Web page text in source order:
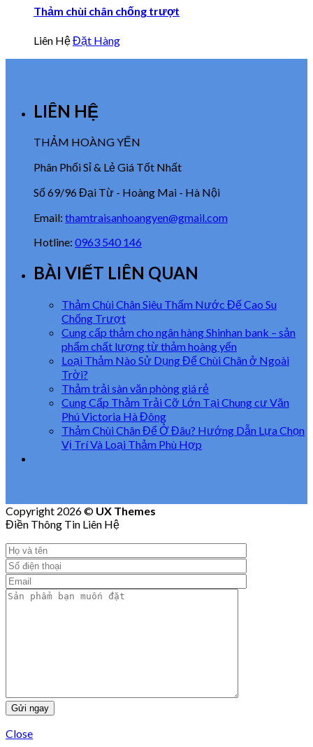
Thảm chùi chân chống trượt
Liên HệĐặt Hàng
LIÊN HỆ
THẢM HOÀNG YẾN
Phân Phối Sỉ & Lẻ Giá Tốt Nhất
Số 69/96 Đại Từ - Hoàng Mai - Hà Nội
Email: thamtraisanhoangyen@gmail.com
Hotline: 0963 540 146
BÀI VIẾT LIÊN QUAN
Thảm Chùi Chân Siêu Thấm Nước Đế Cao Su
Chống Trượt
Cung cấp thảm cho ngân hàng Shinhan bank – sản
phẩm chất lượng từ thảm hoàng yến
Loại Thảm Nào Sử Dụng Để Chùi Chân ở Ngoài
Trời?
Thảm trải sàn văn phòng giá rẻ
Cung Cấp Thảm Trải Cỡ Lớn Tại Chung cư Văn
Phú Victoria Hà Đông
Thảm Chùi Chân Để Ở Đâu? Hướng Dẫn Lựa Chọn
Vị Trí Và Loại Thảm Phù Hợp
Copyright 2026 © UX Themes
Điền Thông Tin Liên Hệ
Close